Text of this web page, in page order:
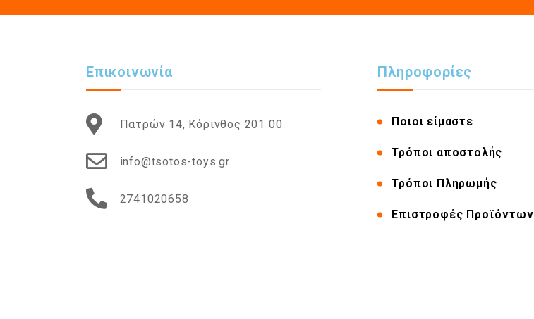
Επικοινωνία
Πατρών 14, Κόρινθος 201 00
info@tsotos-toys.gr
2741020658
Πληροφορίες
Ποιοι είμαστε
Τρόποι αποστολής
Τρόποι Πληρωμής
Επιστροφές Προϊόντων